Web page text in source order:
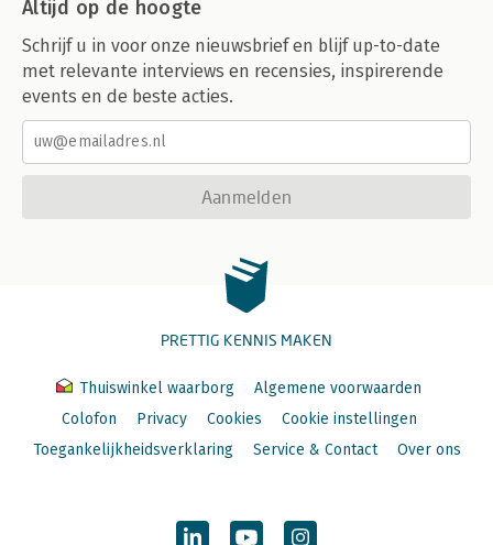
Altijd op de hoogte
Schrijf u in voor onze nieuwsbrief en blijf up-to-date
met relevante interviews en recensies, inspirerende
events en de beste acties.
Aanmelden
PRETTIG KENNIS MAKEN
Thuiswinkel waarborg
Algemene voorwaarden
Colofon
Privacy Cookies
Cookie instellingen
Toegankelijkheidsverklaring
Service & Contact Over ons